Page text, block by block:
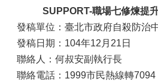
SUPPORT-職場七修煉提升
發稿單位：臺北市政府自殺防治
發稿日期：104年12月21日
聯絡人：何叔安副執行長
聯絡電話：1999市民熱線轉7094